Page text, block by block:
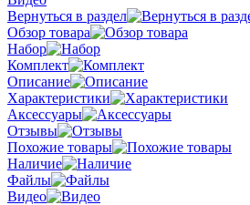
Вернуться в раздел
Обзор товара
Набор
Комплект
Описание
Характеристики
Аксессуары
Отзывы
Похожие товары
Наличие
Файлы
Видео